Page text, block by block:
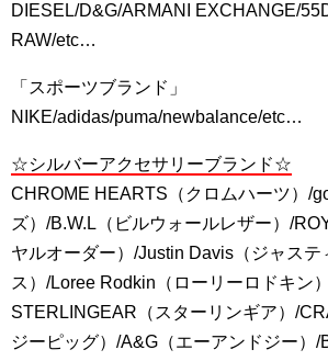
DIESEL/D&G/ARMANI EXCHANGE/
RAW/etc…
「スポーツブランド」
NIKE/adidas/puma/newbalance/etc…
☆シルバーアクセサリーブランド☆
CHROME HEARTS（クロムハーツ）/
ズ）/B.W.L（ビルウォールレザー）/
ヤルオーダー）/Justin Davis（ジャステ
ス）/Loree Rodkin（ローリーロドキン）
STERLINGEAR（スターリンギア）/
ジーピッグ）/A&G（エーアンドジー）/